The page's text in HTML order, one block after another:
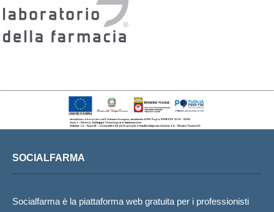
SOCIALFARMA
Socialfarma è la piattaforma web gratuita per i professionisti